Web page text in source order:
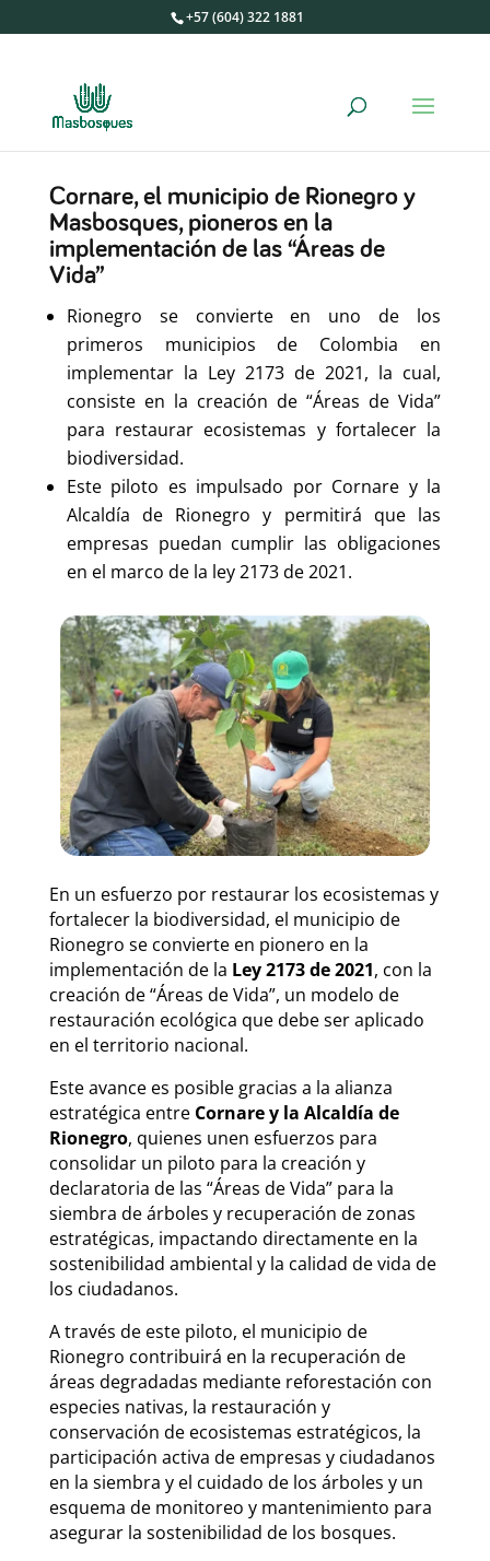
+57 (604) 322 1881
Cornare, el municipio de Rionegro y
Masbosques, pioneros en la
implementación de las “Áreas de
Vida”
Rionegro se convierte en uno de los
primeros municipios de Colombia en
implementar la Ley 2173 de 2021, la cual,
consiste en la creación de “Áreas de Vida”
para restaurar ecosistemas y fortalecer la
biodiversidad.
Este piloto es impulsado por Cornare y la
Alcaldía de Rionegro y permitirá que las
empresas puedan cumplir las obligaciones
en el marco de la ley 2173 de 2021.
En un esfuerzo por restaurar los ecosistemas y
fortalecer la biodiversidad, el municipio de
Rionegro se convierte en pionero en la
implementación de la Ley 2173 de 2021, con la
creación de “Áreas de Vida”, un modelo de
restauración ecológica que debe ser aplicado
en el territorio nacional.
Este avance es posible gracias a la alianza
estratégica entre Cornare y la Alcaldía de
Rionegro, quienes unen esfuerzos para
consolidar un piloto para la creación y
declaratoria de las “Áreas de Vida” para la
siembra de árboles y recuperación de zonas
estratégicas, impactando directamente en la
sostenibilidad ambiental y la calidad de vida de
los ciudadanos.
A través de este piloto, el municipio de
Rionegro contribuirá en la recuperación de
áreas degradadas mediante reforestación con
especies nativas, la restauración y
conservación de ecosistemas estratégicos, la
participación activa de empresas y ciudadanos
en la siembra y el cuidado de los árboles y un
esquema de monitoreo y mantenimiento para
asegurar la sostenibilidad de los bosques.